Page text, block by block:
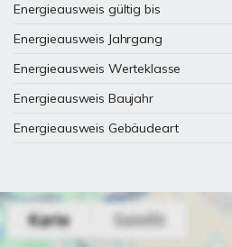
Energieausweis gültig bis
Energieausweis Jahrgang
Energieausweis Werteklasse
Energieausweis Baujahr
Energieausweis Gebäudeart